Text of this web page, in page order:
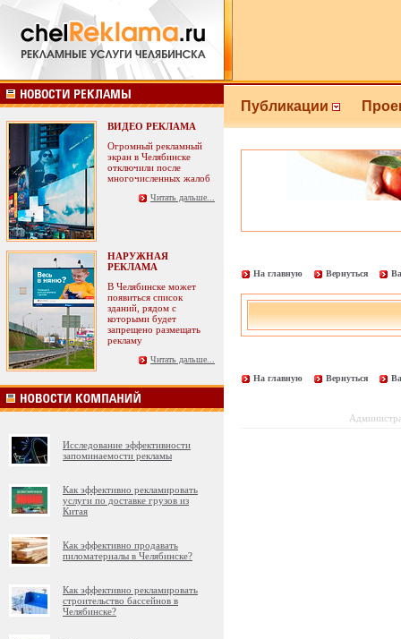
ВИДЕО РЕКЛАМА
Огромный рекламный
экран в Челябинске
отключили после
многочисленных жалоб
Читать дальше...
НАРУЖНАЯ
РЕКЛАМА
В Челябинске может
появиться список
зданий, рядом с
которыми будет
запрещено размещать
рекламу
Читать дальше...
Исследование эффективности
запоминаемости рекламы
Как эффективно рекламировать
услуги по доставке грузов из
Китая
Как эффективно продавать
пиломатериалы в Челябинске?
Как эффективно рекламировать
строительство бассейнов в
Челябинске?
Публикации
На главную Вернуться
На главную Вернуться